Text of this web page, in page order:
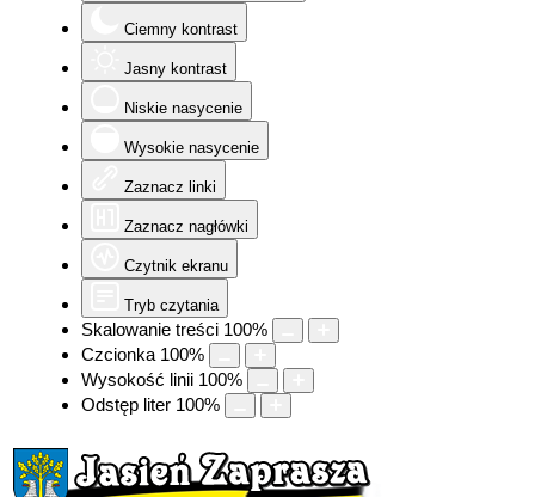
Ciemny kontrast
Jasny kontrast
Niskie nasycenie
Wysokie nasycenie
Zaznacz linki
Zaznacz nagłówki
Czytnik ekranu
Tryb czytania
Skalowanie treści 100%
Czcionka 100%
Wysokość linii 100%
Odstęp liter 100%